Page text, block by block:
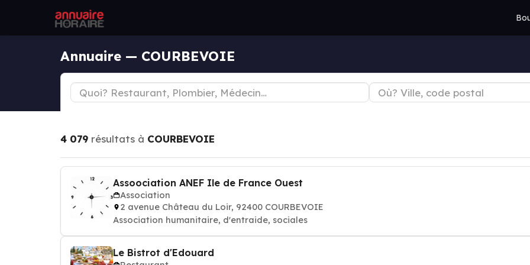
Annuaire — COURBEVOIE
4 079 résultats à COURBEVOIE
Assoociation ANEF Ile de France Ouest
Association
2 avenue Château du Loir, 92400 COURBEVOIE
Association humanitaire, d'entraide, sociales
Le Bistrot d'Edouard